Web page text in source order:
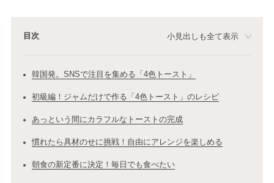
目次 小見出しも全て表示
韓国発。SNSで注目を集める「4色トースト」
初級編！ジャムだけで作る「4色トースト」のレシピ
あっという間にカラフルなトーストの完成
慣れたら具材のせに挑戦！自由にアレンジを楽しめる
朝食の新定番に決定！毎日でも食べたい